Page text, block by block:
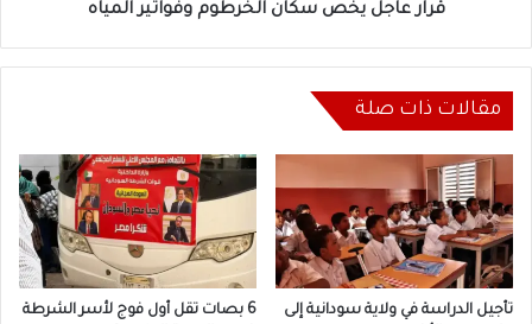
قرار عاجل يخص سكان الخرطوم وفواتير المياه
مقالات ذات صلة
تأجيل الدراسة في ولاية سودانية إلى
6 بصات تقل أول فوج لأسر الشرطة